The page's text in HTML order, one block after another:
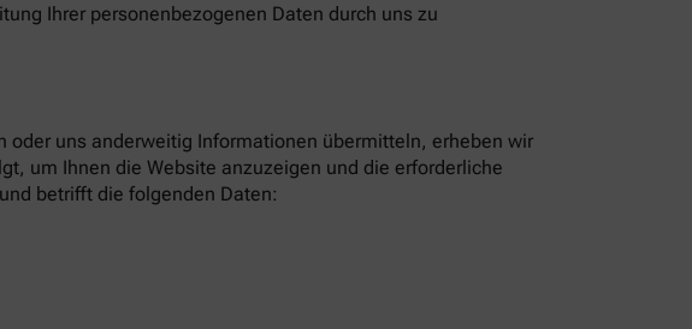
Ihrer personenbezogenen Daten durch uns zu
uns anderweitig Informationen übermitteln, erheben wir
um Ihnen die Website anzuzeigen und die erforderliche
betrifft die folgenden Daten: